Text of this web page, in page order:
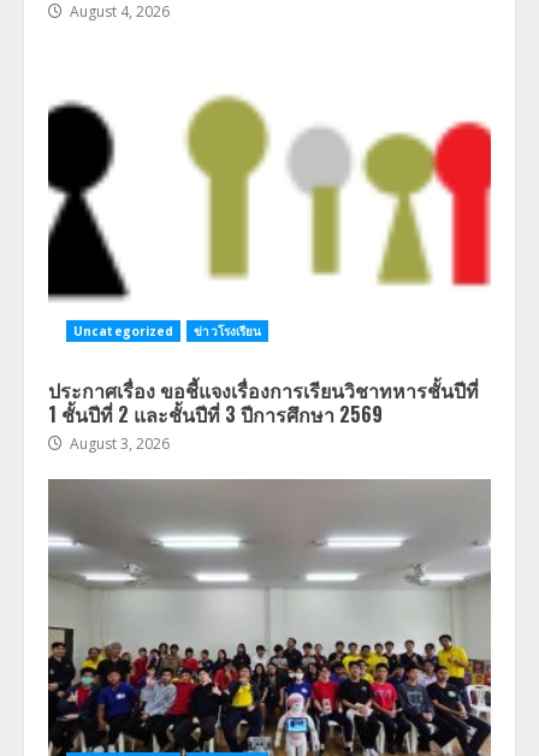
August 4, 2026
Uncategorized ข่าวโรงเรียน
ประกาศเรื่อง ขอชี้แจงเรื่องการเรียนวิชาทหารชั้นปีที่
1 ชั้นปีที่ 2 และชั้นปีที่ 3 ปีการศึกษา 2569
August 3, 2026